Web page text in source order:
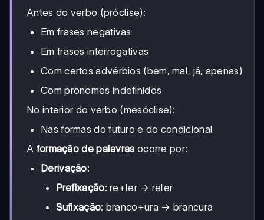
Antes do verbo (próclise):
Em frases negativas
Em frases interrogativas
Com certos advérbios (bem, mal, já, apenas)
Com pronomes indefinidos
No interior do verbo (mesóclise):
Nas formas do futuro e do condicional
A formação de palavras ocorre por:
Derivação:
Prefixação: re+ler → reler
Sufixação: branco+ura → brancura